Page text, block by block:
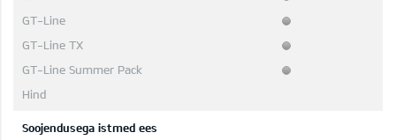
Soojendusega istmed ees